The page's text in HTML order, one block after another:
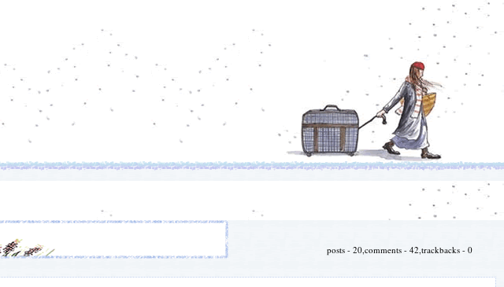
posts - 20,comments - 42,trackbacks - 0